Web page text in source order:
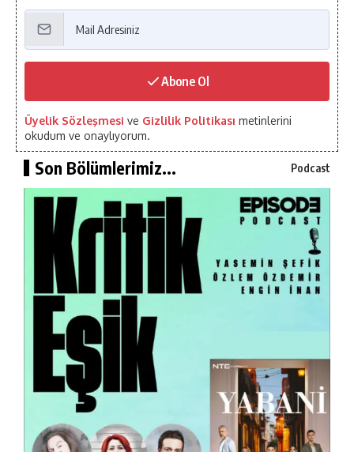
Abone Ol
Üyelik Sözleşmesi ve Gizlilik Politikası metinlerini
okudum ve onaylıyorum.
Son Bölümlerimiz... Podcast